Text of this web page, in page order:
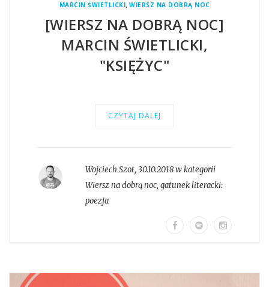
MARCIN ŚWIETLICKI, WIERSZ NA DOBRĄ NOC
[WIERSZ NA DOBRĄ NOC]
MARCIN ŚWIETLICKI,
"KSIĘŻYC"
CZYTAJ DALEJ
Wojciech Szot, 30.10.2018 w kategorii
Wiersz na dobrą noc, gatunek literacki:
poezja